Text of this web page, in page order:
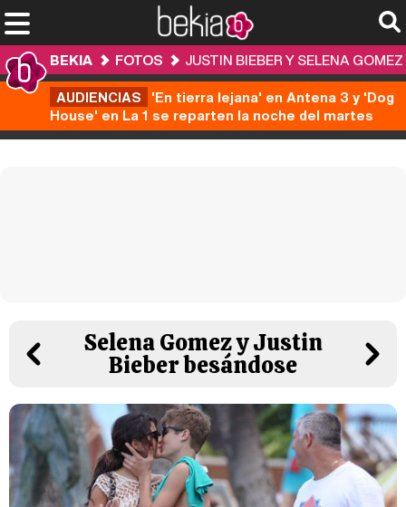
BEKIA FOTOS
JUSTIN BIEBER Y SELENA
AUDIENCIAS 'En tierra lejana' en Antena 3 y 'Dog
House' en La 1 se reparten la noche del martes
Selena Gomez y Justin
Bieber besándose